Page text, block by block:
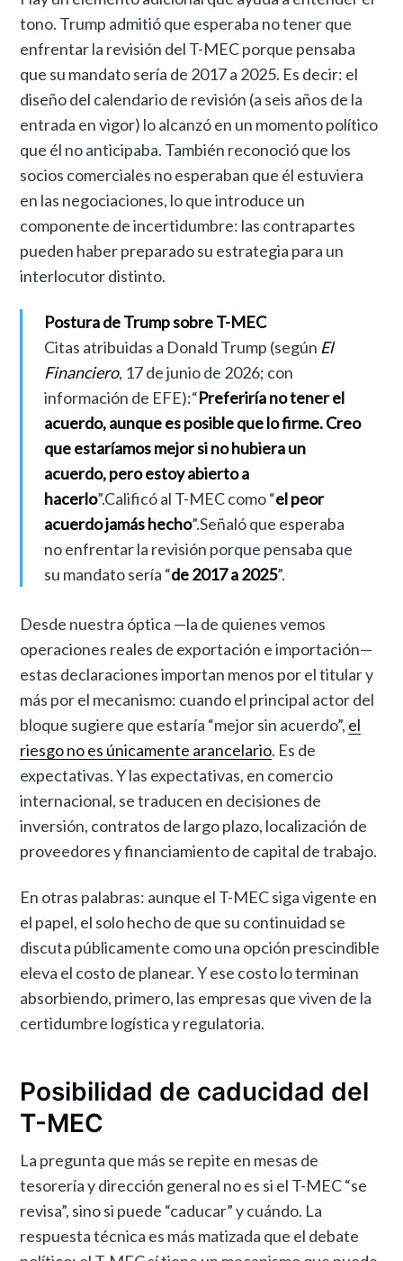
tono. Trump admitió que esperaba no tener que
enfrentar la revisión del T-MEC porque pensaba
que su mandato sería de 2017 a 2025. Es decir: el
diseño del calendario de revisión (a seis años de la
entrada en vigor) lo alcanzó en un momento político
que él no anticipaba. También reconoció que los
socios comerciales no esperaban que él estuviera
en las negociaciones, lo que introduce un
componente de incertidumbre: las contrapartes
pueden haber preparado su estrategia para un
interlocutor distinto.
Postura de Trump sobre T-MEC
Citas atribuidas a Donald Trump (según El
Financiero, 17 de junio de 2026; con
información de EFE):“Preferiría no tener el
acuerdo, aunque es posible que lo firme. Creo
que estaríamos mejor si no hubiera un
acuerdo, pero estoy abierto a
hacerlo”.Calificó al T-MEC como “el peor
acuerdo jamás hecho”.Señaló que esperaba
no enfrentar la revisión porque pensaba que
su mandato sería “de 2017 a 2025”.
Desde nuestra óptica —la de quienes vemos
operaciones reales de exportación e importación—
estas declaraciones importan menos por el titular y
más por el mecanismo: cuando el principal actor del
bloque sugiere que estaría “mejor sin acuerdo”, el
riesgo no es únicamente arancelario. Es de
expectativas. Y las expectativas, en comercio
internacional, se traducen en decisiones de
inversión, contratos de largo plazo, localización de
proveedores y financiamiento de capital de trabajo.
En otras palabras: aunque el T-MEC siga vigente en
el papel, el solo hecho de que su continuidad se
discuta públicamente como una opción prescindible
eleva el costo de planear. Y ese costo lo terminan
absorbiendo, primero, las empresas que viven de la
certidumbre logística y regulatoria.
Posibilidad de caducidad del
T-MEC
La pregunta que más se repite en mesas de
tesorería y dirección general no es si el T-MEC “se
revisa”, sino si puede “caducar” y cuándo. La
respuesta técnica es más matizada que el debate